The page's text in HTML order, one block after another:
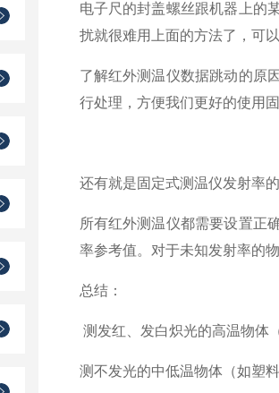
电子尺的封盖螺丝跟机器上的
扰就很难用上面的方法了，可
了解红外测温仪数据跳动的原
行处理，方便我们更好的使用
还有就是固定式测温仪发射率的
所有红外测温仪都需要设置正
率参考值。对于未知发射率的
总结：
测发红、发白炽光的高温物体
测不发光的中低温物体（如塑